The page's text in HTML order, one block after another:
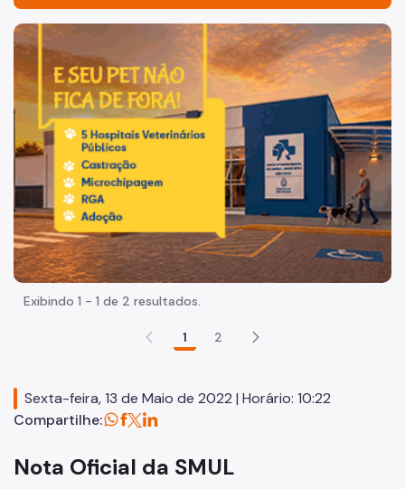
Acesso à Informação
Participação Social
Quadro de Serviços
Acesso à Proteção de Dados Pessoais
A Secretaria
Organização
Agenda da Secretária e Chefe de Gabinete
Legislação
Zoneamento e uso do Solo
Planos Regionais
Imagem de um cachorro caramelo e uma gata rajada,
Exibindo 1 - 1 de 2 resultados.
1 2
Sexta-feira, 13 de Maio de 2022 | Horário: 10:22
Compartilhe:
Nota Oficial da SMUL